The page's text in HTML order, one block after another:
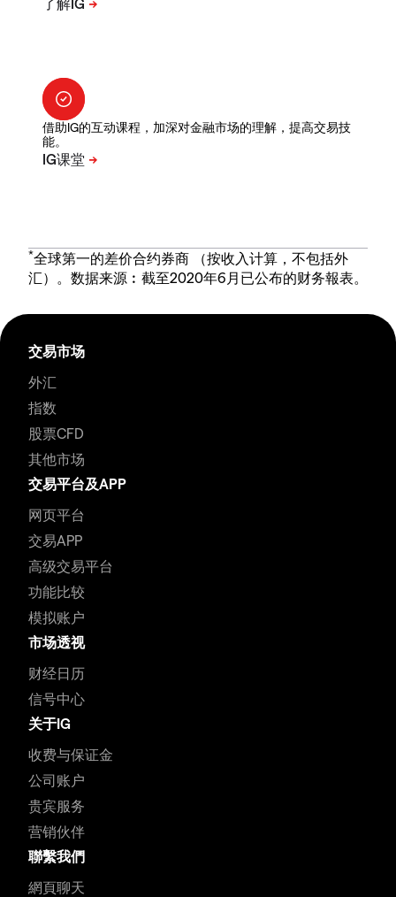
借助IG的互动课程，加深对金融市场的理解，提高交易技
能。
*全球第一的差价合约券商 （按收入计算，不包括外
汇）。数据来源︰截至2020年6月已公布的财务報表。
交易市场
外汇
指数
股票CFD
其他市场
交易平台及APP
网页平台
交易APP
高级交易平台
功能比较
模拟账户
市场透视
财经日历
信号中心
关于IG
收费与保证金
公司账户
贵宾服务
营销伙伴
聯繫我們
網頁聊天